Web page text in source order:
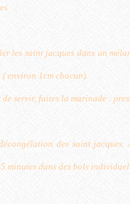
les saint jacques dans un
environ 1cm chacun).
servir, faites la marinade :
des saint
minutes dans des bols